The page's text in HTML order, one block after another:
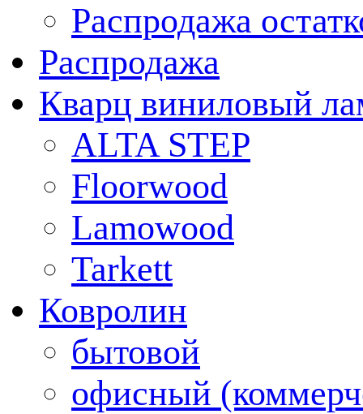
Распродажа
Распродажа
Кварц виниловый
ALTA STEP
Floorwood
Lamowood
Tarkett
Ковролин
бытовой
офисный